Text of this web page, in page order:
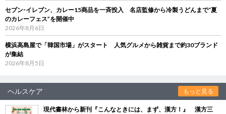
セブン‐イレブン、カレー15商品を一斉投入 名店監修から冷製うどんまで“夏
のカレーフェス”を開催中
2026年8月6日
横浜高島屋で「韓国市場」がスタート 人気グルメから雑貨まで約30ブランド
が集結
2026年8月5日
ヘルスケア もっと見る
現代書林から新刊『こんなときには、まず、漢方！』 漢方三